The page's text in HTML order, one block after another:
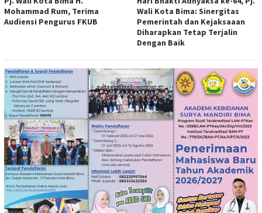
Mohammad Rum, Terima
Audiensi Pengurus FKUB
Wali Kota Bima: Sinergitas
Pemerintah dan Kejaksaaan
Diharapkan Tetap Terjalin
Dengan Baik